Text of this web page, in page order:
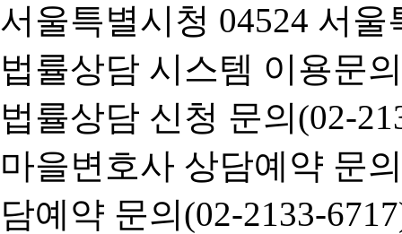
서울특별시청 04524 서
법률상담 시스템 이용문
법률상담 신청 문의(02-
마을변호사 상담예약 문
담예약 문의(02-2133-